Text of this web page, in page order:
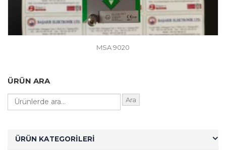
MSA 9020
ÜRÜN ARA
Ara
ÜRÜN KATEGORILERI